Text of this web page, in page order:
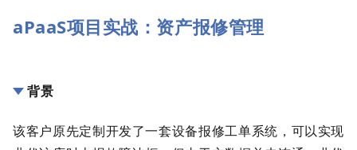
aPaaS项目实战：资产报修管理
背景
该客户原先定制开发了一套设备报修工单系统，可以实现